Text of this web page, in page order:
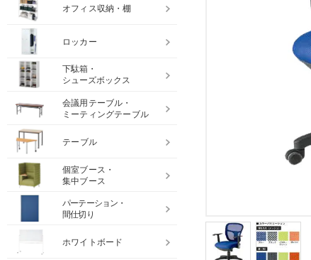
オフィス収納・棚
ロッカー
下駄箱・
シューズボックス
会議用テーブル・
ミーティングテーブル
テーブル
個室ブース・
集中ブース
パーテーション・
間仕切り
ホワイトボード